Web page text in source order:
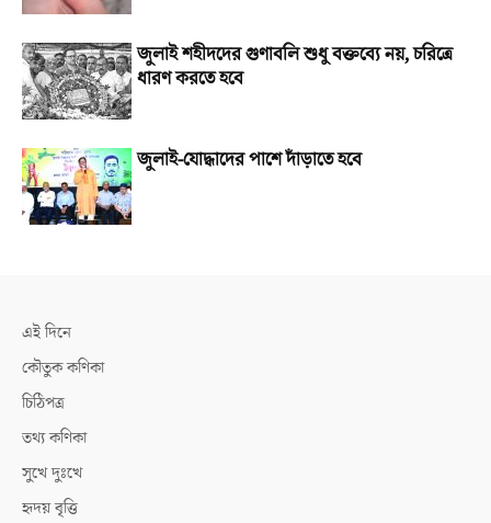
জুলাই শহীদদের গুণাবলি শুধু বক্তব্যে নয়, চরিত্রে
ধারণ করতে হবে
জুলাই-যোদ্ধাদের পাশে দাঁড়াতে হবে
এই দিনে
কৌতুক কণিকা
চিঠিপত্র
তথ্য কণিকা
সুখে দুঃখে
হৃদয় বৃত্তি